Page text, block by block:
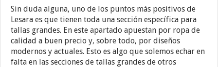
Sin duda alguna, uno de los puntos más positivos de
Lesara es que tienen toda una sección específica para
tallas grandes. En este apartado apuestan por ropa de
calidad a buen precio y, sobre todo, por diseños
modernos y actuales. Esto es algo que solemos echar en
falta en las secciones de tallas grandes de otros